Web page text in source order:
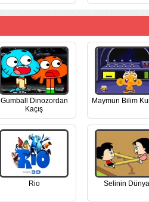
Gumball Dinozordan
Kaçış
Maymun Bilim
Rio Selinin